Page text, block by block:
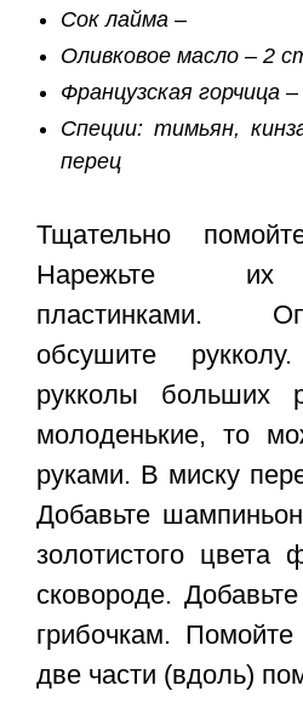
Сок лайма –
Оливковое масло – 2
Французская горчица
Специи: тимьян,
перец
Тщательно
Нарежьте их
пластинками.
обсушите
рукколы больших
молоденькие, то
руками. В миску
Добавьте
золотистого цвета
сковороде.
грибочкам.
две части (вдоль)